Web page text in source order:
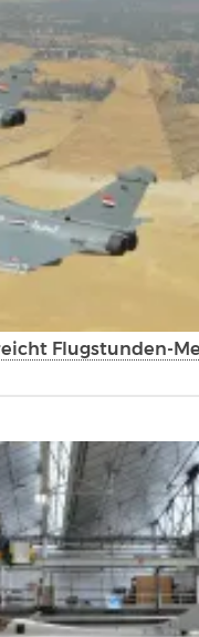
Flugstunden-